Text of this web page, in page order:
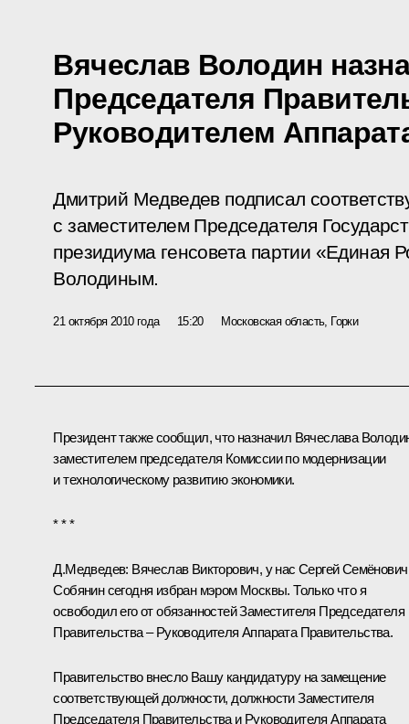
Вячеслав Володин
Председателя
Руководителем
Дмитрий Медведев подписал
с заместителем Председателя
президиума генсовета партии «Единая
Володиным.
21 октября 2010 года 15:20 Московская область, Горки
Президент также сообщил, что назначил Вячеслава
заместителем председателя Комиссии по модернизации
и технологическому развитию экономики.
* * *
Д.Медведев: Вячеслав Викторович, у нас Сергей Семёнович
Собянин сегодня избран мэром Москвы. Только что я
освободилего от обязанностей Заместителя Председателя
Правительства – Руководителя Аппарата Правительства.
Правительство внесло Вашу кандидатуру на замещение
соответствующей должности, должности Заместителя
Председателя Правительства и Руководителя Аппарата